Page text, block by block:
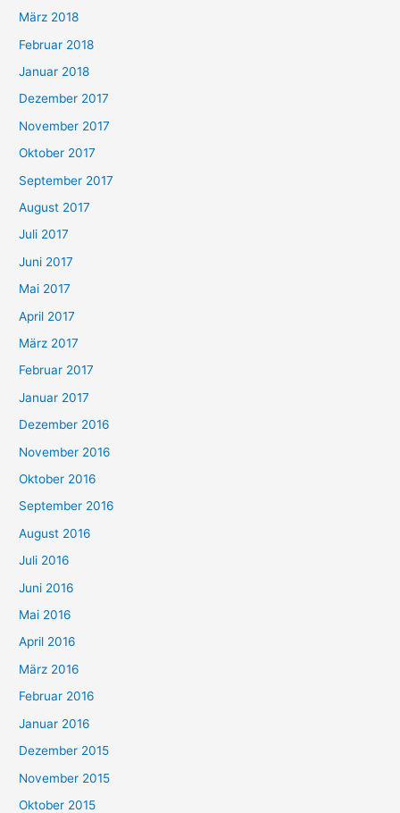
März 2018
Februar 2018
Januar 2018
Dezember 2017
November 2017
Oktober 2017
September 2017
August 2017
Juli 2017
Juni 2017
Mai 2017
April 2017
März 2017
Februar 2017
Januar 2017
Dezember 2016
November 2016
Oktober 2016
September 2016
August 2016
Juli 2016
Juni 2016
Mai 2016
April 2016
März 2016
Februar 2016
Januar 2016
Dezember 2015
November 2015
Oktober 2015